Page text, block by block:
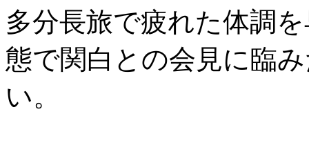
多分長旅で疲れた体調
態で関白との会見に臨
い。